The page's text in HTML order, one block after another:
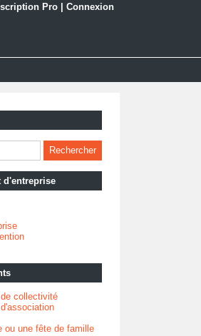
Pro Connexion
d'entreprise
collectivité
ou une fête de famille